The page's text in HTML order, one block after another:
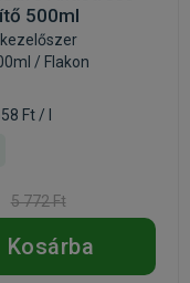
500ml
/ Flakon
Ft / l
5 772 Ft
Kosárba